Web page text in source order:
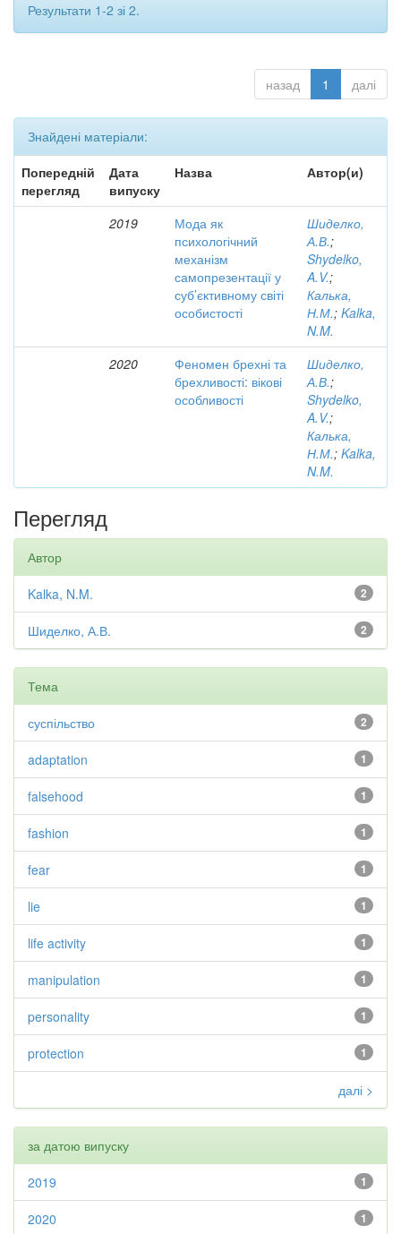
Результати 1-2 зі 2.
назад 1 далі
Знайдені матеріали:
Попередній
перегляд
Дата
випуску
Назва Автор(и)
2019
Мода як
психологічний
механізм
самопрезентації у
суб’єктивному світі
особистості
Шиделко,
А.В.;
Shydelko,
A.V.;
Калька,
Н.М.; Kalka,
N.M.
2020
Феномен брехні та
брехливості: вікові
особливості
Шиделко,
А.В.;
Shydelko,
A.V.;
Калька,
Н.М.; Kalka,
N.M.
Перегляд
Автор
2
Kalka, N.M.
2
Шиделко, А.В.
Тема
2
суспільство
1
adaptation
1
falsehood
1
fashion
1
fear
1
lie
1
life activity
1
manipulation
1
personality
1
protection
далі >
за датою випуску
1
2019
1
2020